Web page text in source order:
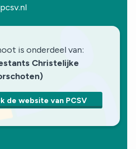
is onderdeel van:
Christelijke
de website van PCSV